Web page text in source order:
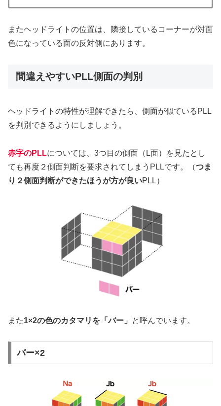
またヘッドライトの位置は、隣接しているコーナーが対面
色になっている面の反対側にあります。
間違えやすいPLL側面の判別
ヘッドライトの特性が理解できたら、側面が似ているPLL
を判別できるようにしましょう。
赤字のPLLについては、3つ目の側面（L面）を見たとし
ても再度２側面判断を要求されてしまうPLLです。（つま
り２側面判断ができたほうが方が良いPLL）
また1×2の色のカタマリを「バー」 と呼んでいます。
バー×2